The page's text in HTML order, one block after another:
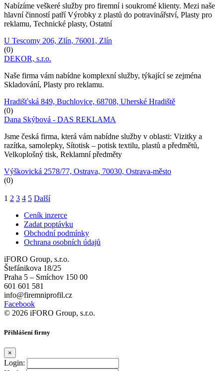
Nabízíme veškeré služby pro firemní i soukromé klienty. Mezi naše
hlavní činností patří Výrobky z plastů do potravinářství, Plasty pro
reklamu, Technické plasty, Ostatní
U Tescomy 206, Zlín, 76001, Zlín
(0)
DEKOR, s.r.o.
Naše firma vám nabídne komplexní služby, týkající se zejména
Skladování, Plasty pro reklamu.
Hradišťská 849, Buchlovice, 68708, Uherské Hradiště
(0)
Dana Skýbová - DAS REKLAMA
Jsme česká firma, která vám nabídne služby v oblasti: Vizitky a
razítka, samolepky, Sítotisk – potisk textilu, plastů a předmětů,
Velkoplošný tisk, Reklamní předměty
Výškovická 2578/77, Ostrava, 70030, Ostrava-město
(0)
1 2 3 4 5 Další
Ceník inzerce
Zadat poptávku
Obchodní podmínky
Ochrana osobních údajů
iFORO Group, s.r.o.
Štefánikova 18/25
Praha 5 – Smíchov 150 00
601 601 581
info@firemniprofil.cz
Facebook
© 2026 iFORO Group, s.r.o.
Přihlášení firmy
×
Login: